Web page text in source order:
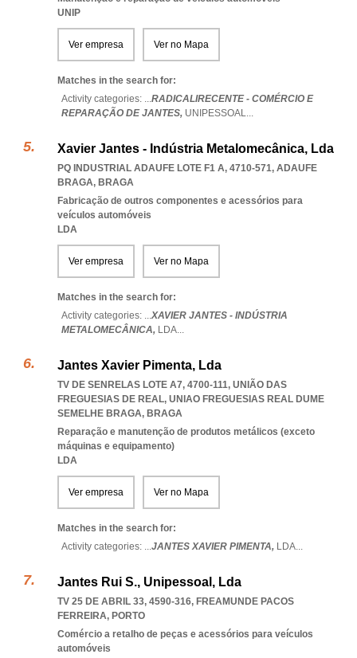
UNIP
Ver empresa Ver no Mapa
Matches in the search for:
Activity categories: ...RADICALIRECENTE - COMÉRCIO E
REPARAÇÃO DE JANTES, UNIPESSOAL...
Xavier Jantes - Indústria Metalomecânica, Lda
PQ INDUSTRIAL ADAUFE LOTE F1 A, 4710-571, ADAUFE
BRAGA, BRAGA
Fabricação de outros componentes e acessórios para
veículos automóveis
LDA
Ver empresa Ver no Mapa
Matches in the search for:
Activity categories: ...XAVIER JANTES - INDÚSTRIA
METALOMECÂNICA, LDA...
Jantes Xavier Pimenta, Lda
TV DE SENRELAS LOTE A7, 4700-111, UNIÃO DAS
FREGUESIAS DE REAL, UNIAO FREGUESIAS REAL DUME
SEMELHE BRAGA, BRAGA
Reparação e manutenção de produtos metálicos (exceto
máquinas e equipamento)
LDA
Ver empresa Ver no Mapa
Matches in the search for:
Activity categories: ...JANTES XAVIER PIMENTA, LDA...
Jantes Rui S., Unipessoal, Lda
TV 25 DE ABRIL 33, 4590-316, FREAMUNDE PACOS
FERREIRA, PORTO
Comércio a retalho de peças e acessórios para veículos
automóveis